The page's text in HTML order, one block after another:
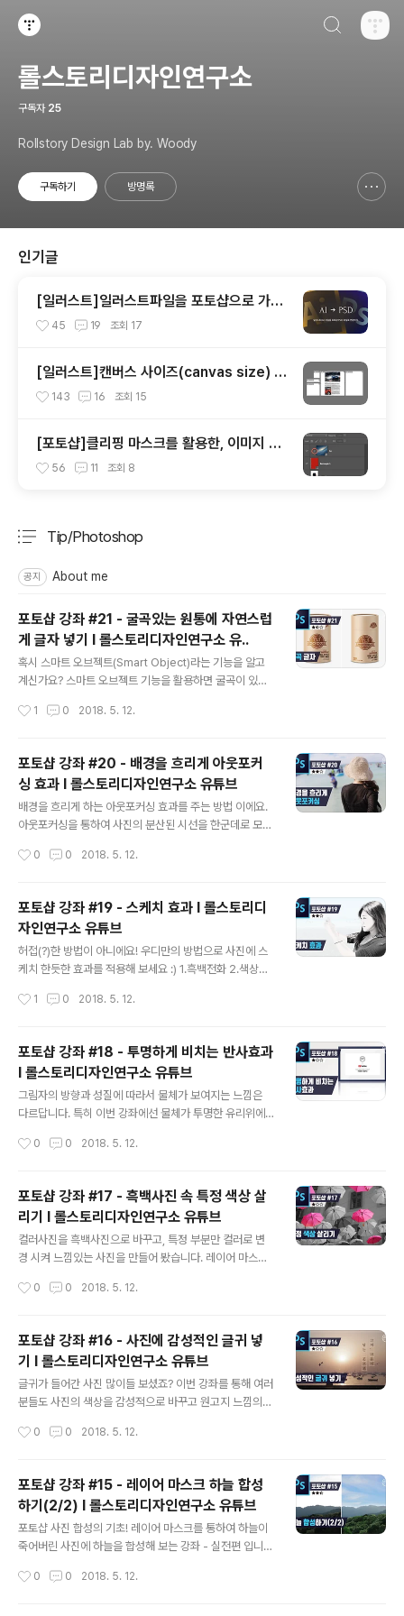
롤스토리디자인연구소
구독자 25
Rollstory Design Lab by. Woody
구독하기 방명록
인기글
[일러스트]일러스트파일을 포토샵으로 가져
오기
45 19 조회 17
[일러스트]캔버스 사이즈(canvas size) 변
경하기
143 16 조회 15
[포토샵]클리핑 마스크를 활용한, 이미지 틀
안에 쉽게 넣기
56 11 조회 8
Tip/Photoshop
공지 About me
포토샵 강좌 #21 - 굴곡있는 원통에 자연스럽
게 글자 넣기 I 롤스토리디자인연구소 유..
혹시 스마트 오브젝트(Smart Object)라는 기능을 알고
계신가요? 스마트 오브젝트 기능을 활용하면 굴곡이 있는
글자를 넣을 수 있답니다! ※ 정정해요! 영상의 4분25초에
은 'Warp Mode/워프 모드/ : 구부리다' 의 뜻입니다. (영
어공부 더 열심히 할게요 ㅋㅋ) ■ 롤스토리디자인연구소
유튜브 채널https://www.youtube.com/rollstory
1 0 2018. 5. 12.
포토샵 강좌 #20 - 배경을 흐리게 아웃포커
싱 효과 I 롤스토리디자인연구소 유튜브
배경을 흐리게 하는 아웃포커싱 효과를 주는 방법 이에요.
아웃포커싱을 통하여 사진의 분산된 시선을 한군데로 모아
유튜브 채널https://www.youtube.com/rollstory
0 0 2018. 5. 12.
포토샵 강좌 #19 - 스케치 효과 I 롤스토리디
자인연구소 유튜브
허접(?)한 방법이 아니에요! 우디만의 방법으로 사진에 스
케치 한듯한 효과를 적용해 보세요 :) 1.흑백전화 2.색상반
치 1 적용 5. 레이어스타일의 Blend if 바 조정 6. 약간의
1 0 2018. 5. 12.
포토샵 강좌 #18 - 투명하게 비치는 반사효과
I 롤스토리디자인연구소 유튜브
그림자의 방향과 성질에 따라서 물체가 보여지는 느낌은
다르답니다. 특히 이번 강좌에선 물체가 투명한 유리위에
보도록 하겠습니다 : ■ 롤스토리디자인연구소 유튜브 채
0 0 2018. 5. 12.
포토샵 강좌 #17 - 흑백사진 속 특정 색상 살
리기 I 롤스토리디자인연구소 유튜브
컬러사진을 흑백사진으로 바꾸고, 특정 부분만 컬러로 변
경 시켜 느낌있는 사진을 만들어 봤습니다. 레이어 마스크
툴) 2. Pen Tool (펜 툴) 3. Quick Selection Tool (퀵
채널https://www.youtube.com/rollstory
0 0 2018. 5. 12.
포토샵 강좌 #16 - 사진에 감성적인 글귀 넣
기 I 롤스토리디자인연구소 유튜브
글귀가 들어간 사진 많이들 보셨죠? 이번 강좌를 통해 여러
분들도 사진의 색상을 감성적으로 바꾸고 원고지 느낌의
이 안되네요.. ㅠㅠ 죄송합니다. 곧 수정토록 하겠습니다. h
구소 유튜브 채널https://www.youtube.com/rollstor
y
0 0 2018. 5. 12.
포토샵 강좌 #15 - 레이어 마스크 하늘 합성
하기(2/2) I 롤스토리디자인연구소 유튜브
포토샵 사진 합성의 기초! 레이어 마스크를 통하여 하늘이
죽어버린 사진에 하늘을 합성해 보는 강좌 - 실전편 입니다
디자인연구소 유튜브 채널https://www.youtube.com/
0 0 2018. 5. 12.